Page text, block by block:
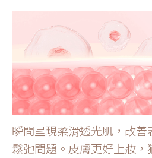
瞬間呈現柔滑透光肌，改
鬆弛問題。皮膚更好上妝，